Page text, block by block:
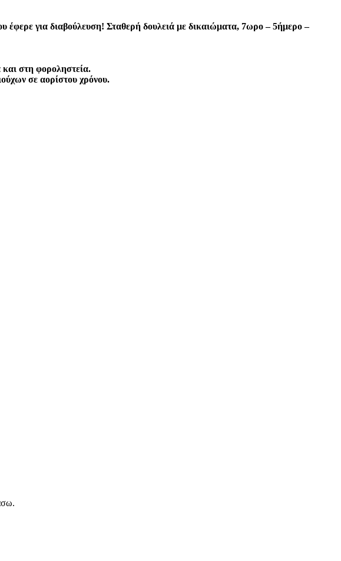
έφερε για διαβούλευση! Σταθερή δουλειά με δικαιώματα, 7ωρο – 5ήμερο –
στη φοροληστεία.
σε αορίστου χρόνου.